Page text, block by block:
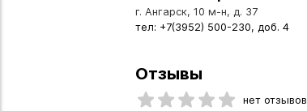
г. Ангарск, 10 м-н, д. 37
тел: +7(3952) 500-230, доб. 4
Отзывы
нет отзывов